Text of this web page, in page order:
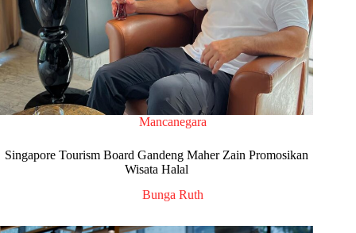
Mancanegara
Singapore Tourism Board Gandeng Maher Zain Promosikan
Wisata Halal
Bunga Ruth